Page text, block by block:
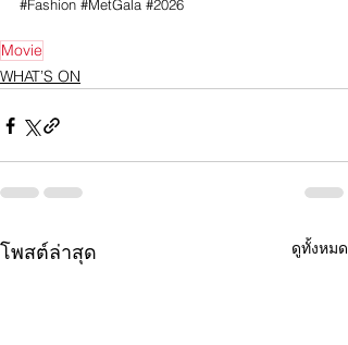
#Fashion #MetGala #2026
Movie
WHAT’S ON
โพสต์ล่าสุด ดูทั้งหมด